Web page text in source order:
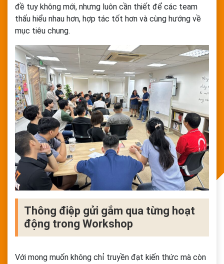
đề tuy không mới, nhưng luôn cần thiết để các team
thấu hiểu nhau hơn, hợp tác tốt hơn và cùng hướng về
mục tiêu chung.
Thông điệp gửi gắm qua từng hoạt
động trong Workshop
Với mong muốn không chỉ truyền đạt kiến thức mà còn